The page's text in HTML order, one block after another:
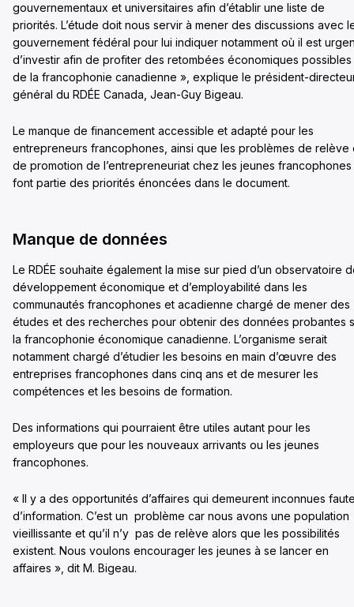
gouvernementaux et universitaires afin d’établir une liste de
priorités. L’étude doit nous servir à mener des discussions avec
gouvernement fédéral pour lui indiquer notamment où il est
d’investir afin de profiter des retombées économiques possibles
de la francophonie canadienne », explique le président-
général du RDÉE Canada, Jean-Guy Bigeau.
Le manque de financement accessible et adapté pour les
entrepreneurs francophones, ainsi que les problèmes de relève
de promotion de l’entrepreneuriat chez les jeunes francophones
font partie des priorités énoncées dans le document.
Manque de données
Le RDÉE souhaite également la mise sur pied d’un observatoire
développement économique et d’employabilité dans les
communautés francophones et acadienne chargé de mener des
études et des recherches pour obtenir des données probantes
la francophonie économique canadienne. L’organisme serait
notamment chargé d’étudier les besoins en main d’œuvre des
entreprises francophones dans cinq ans et de mesurer les
compétences et les besoins de formation.
Des informations qui pourraient être utiles autant pour les
employeurs que pour les nouveaux arrivants ou les jeunes
francophones.
« Il y a des opportunités d’affaires qui demeurent inconnues
d’information. C’est un problème car nous avons une population
vieillissante et qu’il n’y pas de relève alors que les possibilités
existent. Nous voulons encourager les jeunes à se lancer en
affaires », dit M. Bigeau.